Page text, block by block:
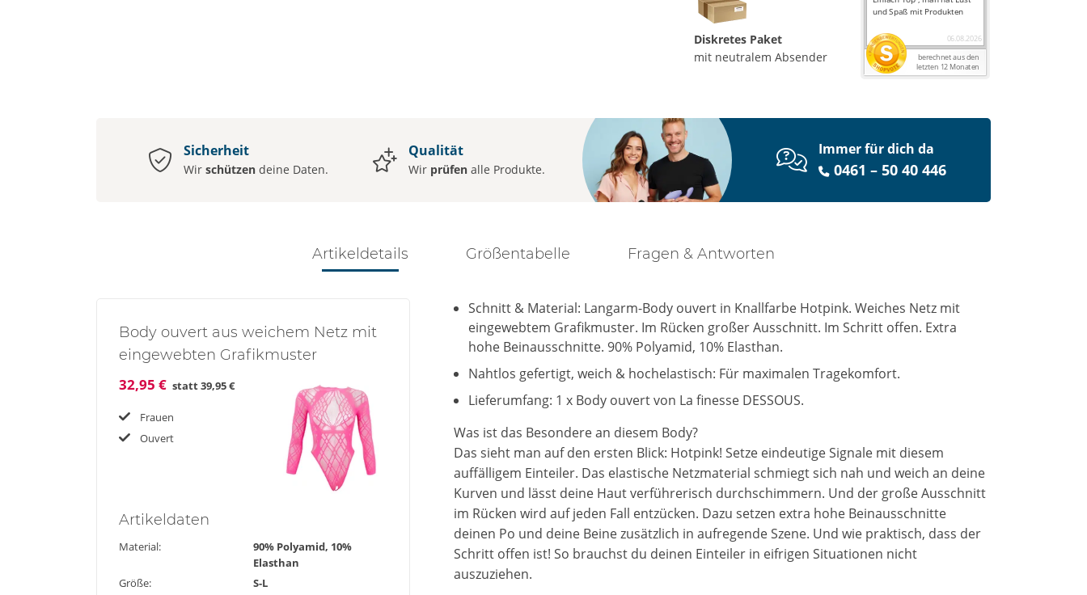
Diskretes Paket
mit neutralem Absender
Sicherheit
Wir schützen deine Daten.
Qualität
Wir prüfen alle Produkte.
Immer für dich da
0461 – 50 40 446
Artikeldetails Größentabelle Fragen & Antworten
Body ouvert aus weichem Netz mit
eingewebten Grafikmuster
32,95 € statt39,95 €
Frauen
Ouvert
Artikeldaten
Material:
90% Polyamid, 10%
Elasthan
Größe:
S-L
Schnitt & Material: Langarm-Body ouvert in Knallfarbe Hotpink. Weiches Netz mit
eingewebtem Grafikmuster. Im Rücken großer Ausschnitt. Im Schritt offen. Extra
hohe Beinausschnitte. 90% Polyamid, 10% Elasthan.
Nahtlos gefertigt, weich & hochelastisch: Für maximalen Tragekomfort.
Lieferumfang: 1 x Body ouvert von La finesse DESSOUS.
Was ist das Besondere an diesem Body?
Das sieht man auf den ersten Blick: Hotpink! Setze eindeutige Signale mit diesem
auffälligem Einteiler. Das elastische Netzmaterial schmiegt sich nah und weich an deine
Kurven und lässt deine Haut verführerisch durchschimmern. Und der große Ausschnitt
im Rücken wird auf jeden Fall entzücken. Dazu setzen extra hohe Beinausschnitte
deinen Po und deine Beine zusätzlich in aufregende Szene. Und wie praktisch, dass der
Schritt offen ist! So brauchst du deinen Einteiler in eifrigen Situationen nicht
auszuziehen.